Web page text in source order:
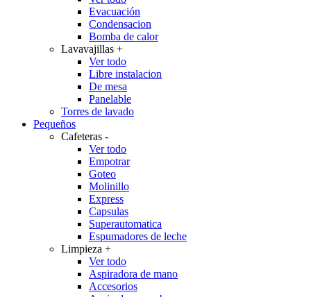
Evacuación
Condensacion
Bomba de calor
Lavavajillas +
Ver todo
Libre instalacion
De mesa
Panelable
Torres de lavado
Pequeños
Cafeteras -
Ver todo
Empotrar
Goteo
Molinillo
Express
Capsulas
Superautomatica
Espumadores de leche
Limpieza +
Ver todo
Aspiradora de mano
Accesorios